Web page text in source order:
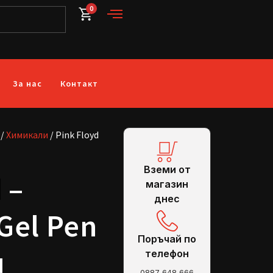
0
За нас Контакт
/Химикали / Pink Floyd
Pen
Вземи от
магазин
днес
Поръчай по
телефон